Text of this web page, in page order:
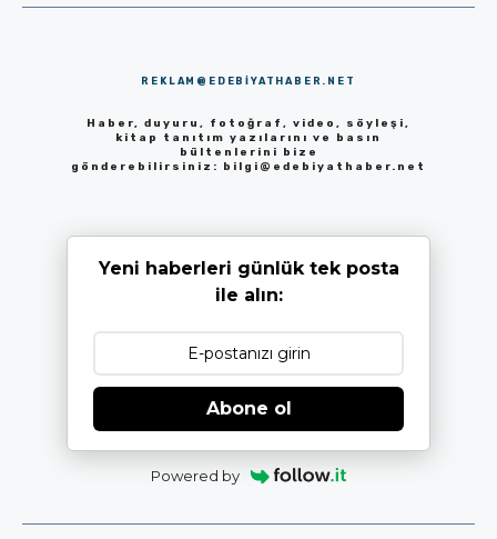
REKLAM@EDEBIYATHABER.NET
Haber, duyuru, fotoğraf, video, söyleşi,
kitap tanıtım yazılarını ve basın
bültenlerini bize
gönderebilirsiniz: bilgi@edebiyathaber.net
Yeni haberleri günlük tek posta
ile alın:
Abone ol
Powered by